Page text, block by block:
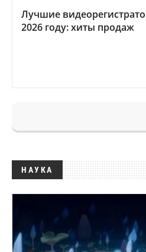
Лучшие
2026 году: хиты продаж
НАУКА